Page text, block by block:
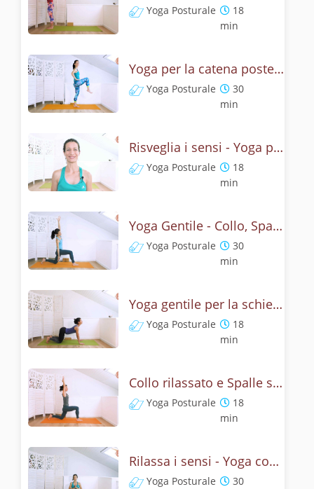
Yoga Posturale
18
min
Yoga per la catena posteriore - Esercizi cosce, anche e glutei
Yoga Posturale
30
min
Risveglia i sensi - Yoga per occhi, viso e collo
Yoga Posturale
18
min
Yoga Gentile - Collo, Spalle, Polsi liberi e rilassati
Yoga Posturale
30
min
Yoga gentile per la schiena
Yoga Posturale
18
min
Collo rilassato e Spalle spaziose - Yoga dinamico posturale
Yoga Posturale
18
min
Rilassa i sensi - Yoga con occhi chiusi
Yoga Posturale
30